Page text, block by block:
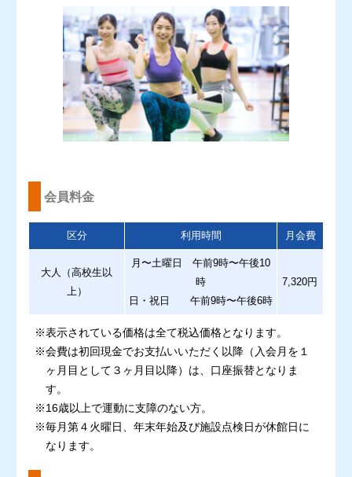
会員料金
区分 利用時間 月会費
大人（高校生以
上）
月〜土曜日 午前9時〜午後10
時
日・祝日 午前9時〜午後6時
7,320円
※表示されている価格は全て税込価格となります。
※会費は初回現金でお支払いいただく以降（入会月を１
ヶ月目として３ヶ月目以降）は、口座振替となりま
す。
※16歳以上で運動に支障のない方。
※毎月第４火曜日、年末年始及び施設点検日が休館日に
なります。